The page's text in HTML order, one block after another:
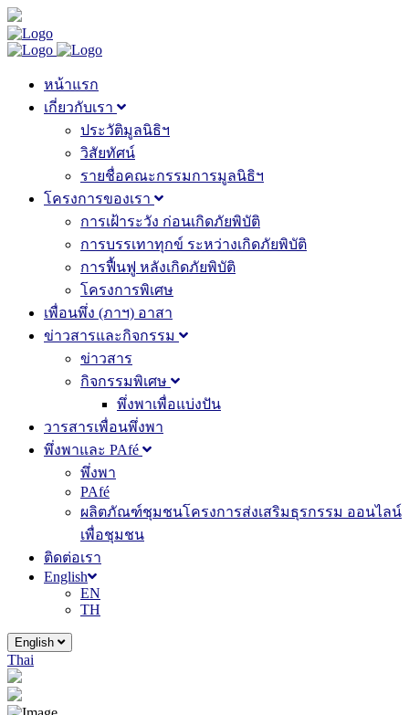
หน้าแรก
เกี่ยวกับเรา
ประวัติมูลนิธิฯ
วิสัยทัศน์
รายชื่อคณะกรรมการมูลนิธิฯ
โครงการของเรา
การเฝ้าระวัง ก่อนเกิดภัยพิบัติ
การบรรเทาทุกข์ ระหว่างเกิดภัยพิบัติ
การฟื้นฟู หลังเกิดภัยพิบัติ
โครงการพิเศษ
เพื่อนพึ่ง (ภาฯ) อาสา
ข่าวสารและกิจกรรม
ข่าวสาร
กิจกรรมพิเศษ
พึ่งพาเพื่อแบ่งปัน
วารสารเพื่อนพึ่งพา
พึ่งพาและ PAfé
พึ่งพา
PAfé
ผลิตภัณฑ์ชุมชนโครงการส่งเสริมธุรกรรม ออนไลน์
เพื่อชุมชน
ติดต่อเรา
English
EN
TH
English
Thai